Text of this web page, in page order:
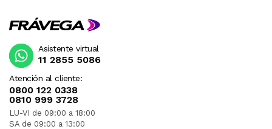
Atención al cliente:
0800 122 0338
0810 999 3728
LU-VI de 09:00 a 18:00
SA de 09:00 a 13:00
Asistente virtual
11 2855 5086